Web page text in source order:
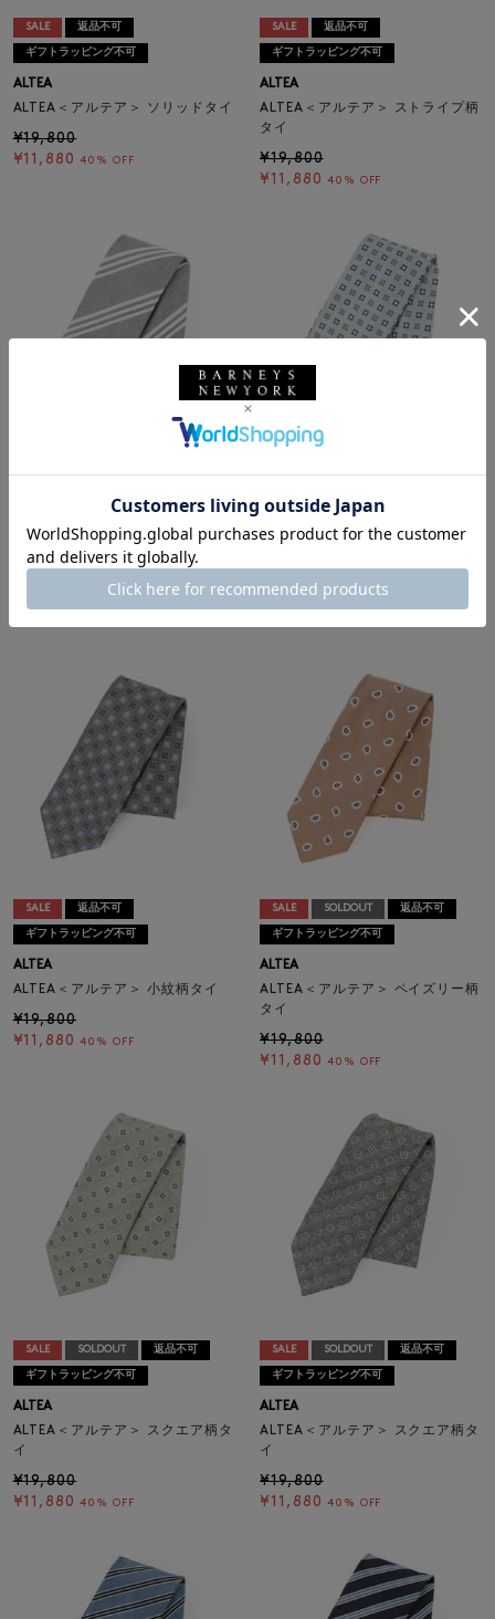
SALE 返品不可
ギフトラッピング不可
ALTEA
ALTEA＜アルテア＞ ソリッドタイ
¥19,800
¥11,880 40% OFF
SALE 返品不可
ギフトラッピング不可
ALTEA
ALTEA＜アルテア＞ ストライプ柄
タイ
¥19,800
¥11,880 40% OFF
ALTEA＜アルテア＞ ストライプ柄
タイ
¥19,800
¥11,880
SALE 返品不可
ギフトラッピング不可
ALTEA
ALTEA＜アルテア＞ 小紋柄タイ
¥19,800
¥11,880 40% OFF
SALE SOLDOUT 返品不可
ギフトラッピング不可
ALTEA
ALTEA＜アルテア＞ ペイズリー柄
タイ
¥19,800
¥11,880 40% OFF
SALE SOLDOUT 返品不可
ギフトラッピング不可
ALTEA
ALTEA＜アルテア＞ スクエア柄タ
イ
¥19,800
¥11,880 40% OFF
SALE SOLDOUT 返品不可
ギフトラッピング不可
ALTEA
ALTEA＜アルテア＞ スクエア柄タ
イ
¥19,800
¥11,880 40% OFF